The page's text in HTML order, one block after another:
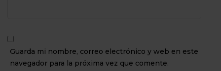
Guarda mi nombre, correo electrónico y web en este
navegador para la próxima vez que comente.